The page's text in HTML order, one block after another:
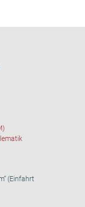
(Einfahrt